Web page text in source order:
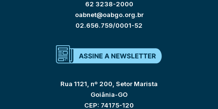
62 3238-2000
oabnet@oabgo.org.br
02.656.759/0001-52
Rua 1121, nº 200, Setor Marista
Goiânia-GO
CEP: 74175-120